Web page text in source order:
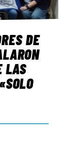
DE
LAS